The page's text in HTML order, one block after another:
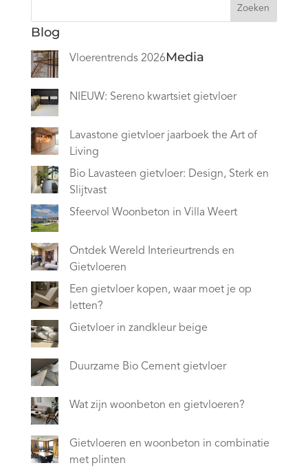
Zoeken
Blog
Vloerentrends 2026
NIEUW: Sereno kwartsiet gietvloer
Lavastone gietvloer jaarboek the Art of
Living
Bio Lavasteen gietvloer: Design, Sterk en
Slijtvast
Sfeervol Woonbeton in Villa Weert
Ontdek Wereld Interieurtrends en
Gietvloeren
Een gietvloer kopen, waar moet je op
letten?
Gietvloer in zandkleur beige
Duurzame Bio Cement gietvloer
Wat zijn woonbeton en gietvloeren?
Gietvloeren en woonbeton in combinatie
met plinten
Media